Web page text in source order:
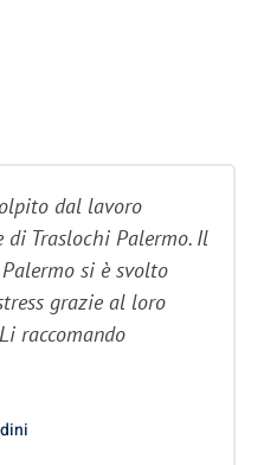
dal lavoro
di Traslochi Palermo. Il
si è svolto
grazie al loro
raccomando